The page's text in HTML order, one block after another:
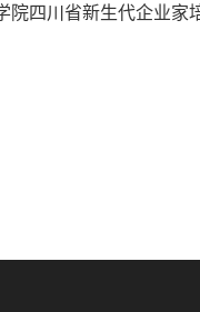
四川省新生代企业家